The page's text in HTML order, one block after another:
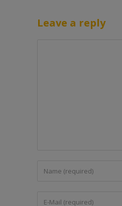
Leave a reply